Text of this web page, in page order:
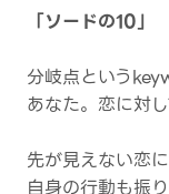
「ソードの10」
分岐点という
あなた。恋に対
先が見えない恋
自身の行動も振